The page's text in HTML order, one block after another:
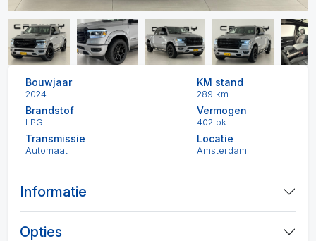
Bouwjaar
2024
KM stand
289 km
Brandstof
LPG
Vermogen
402 pk
Transmissie
Automaat
Locatie
Amsterdam
Informatie
Opties